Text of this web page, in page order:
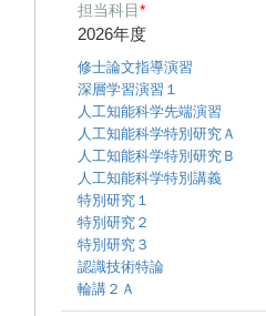
担当科目*
2026年度
修士論文指導演習
深層学習演習１
人工知能科学先端演習
人工知能科学特別研究Ａ
人工知能科学特別研究Ｂ
人工知能科学特別講義
特別研究１
特別研究２
特別研究３
認識技術特論
輪講２Ａ